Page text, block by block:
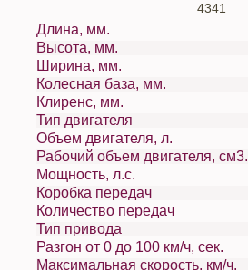
4341
Длина, мм.
Высота, мм.
Ширина, мм.
Колесная база, мм.
Клиренс, мм.
Тип двигателя
Объем двигателя, л.
Рабочий объем двигателя, см3.
Мощность, л.с.
Коробка передач
Количество передач
Тип привода
Разгон от 0 до 100 км/ч, сек.
Максимальная скорость, км/ч.